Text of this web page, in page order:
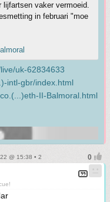
lijfartsen vaker vermoeid.
in februari "moe
uk-62834633
intl-gbr/index.html
II-Balmoral.html
@ 15:38 • 2